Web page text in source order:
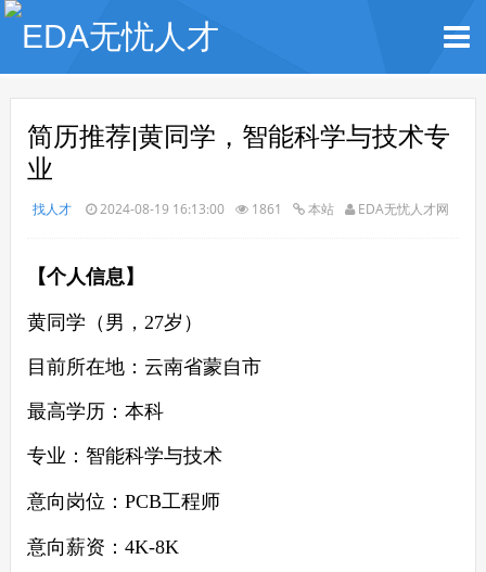
简历推荐|黄同学，智能科学与技术专
业
找人才 2024-08-19 16:13:00 1861 本站 EDA无忧人才网
【个人信息】
黄同学（男， 27岁）
目前所在地： 云南省蒙自市
最高学历： 本科
专业： 智能科学与技术
意向岗位： PCB工程师
意向薪资：4K-8K